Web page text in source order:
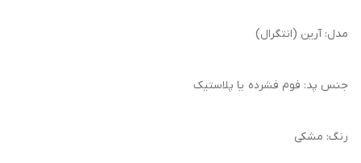
مدل: آرین (انتگرال)
جنس پد: فوم فشرده یا پلاستیک
رنگ: مشکی